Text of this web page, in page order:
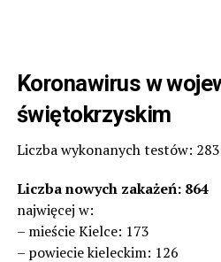
Koronawirus w
świętokrzyskim
Liczba wykonanych testów:
Liczba nowych zakażeń: 864
najwięcej w:
– mieście Kielce: 173
– powiecie kieleckim: 126